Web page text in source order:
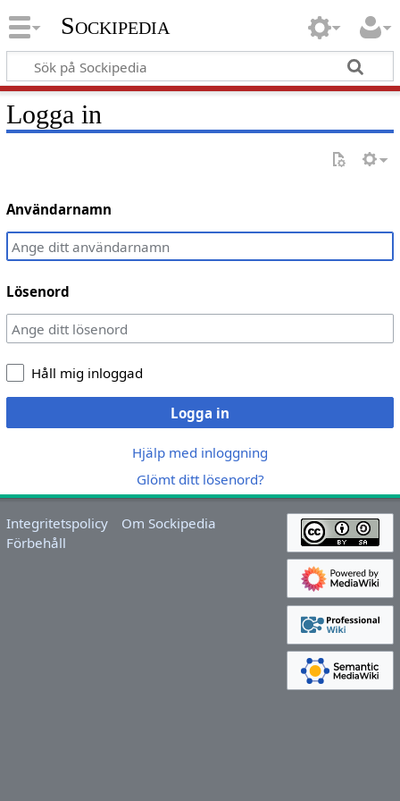
Sockipedia
Logga in
Användarnamn
Lösenord
Håll mig inloggad
Logga in
Hjälp med inloggning
Glömt ditt lösenord?
Integritetspolicy
Om Sockipedia
Förbehåll